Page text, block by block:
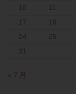
10
17
18
24
25
31
« 7 月